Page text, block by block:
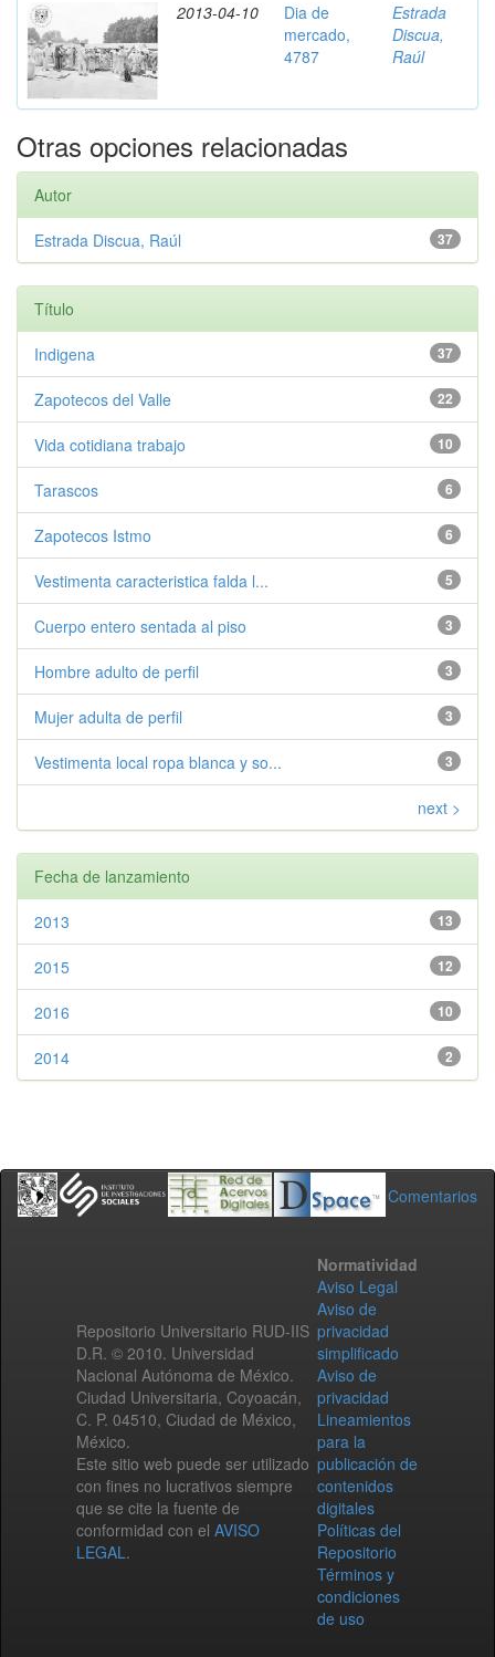
2013-04-10
Dia de
mercado,
4787
Estrada
Discua,
Raúl
Otras opciones relacionadas
Autor
37
Estrada Discua, Raúl
Título
37
Indigena
22
Zapotecos del Valle
10
Vida cotidiana trabajo
6
Tarascos
6
Zapotecos Istmo
5
Vestimenta caracteristica falda l...
3
Cuerpo entero sentada al piso
3
Hombre adulto de perfil
3
Mujer adulta de perfil
3
Vestimenta local ropa blanca y so...
next >
Fecha de lanzamiento
13
2013
12
2015
10
2016
2
2014
Comentarios
Repositorio Universitario RUD-IIS
D.R. © 2010. Universidad
Nacional Autónoma de México.
Ciudad Universitaria, Coyoacán,
C. P. 04510, Ciudad de México,
México.
Este sitio web puede ser utilizado
con fines no lucrativos siempre
que se cite la fuente de
conformidad con el AVISO
LEGAL.
Normatividad
Aviso Legal
Aviso de
privacidad
simplificado
Aviso de
privacidad
Lineamientos
para la
publicación de
contenidos
digitales
Políticas del
Repositorio
Términos y
condiciones
de uso